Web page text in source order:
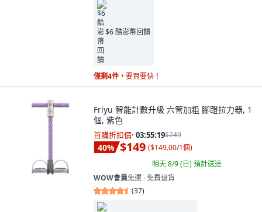
$6 酷澎幣回饋
僅剩4件， 要買要快！
Friyu 智能計數升級 六管加粗 腳蹬拉力器, 1
個, 紫色
首購折扣價· 03:55:18$249
40% $149 ($149.00/1個)
明天 8/9 (日)預計送達
WOW會員免運 ∙ 免費退貨
(37)